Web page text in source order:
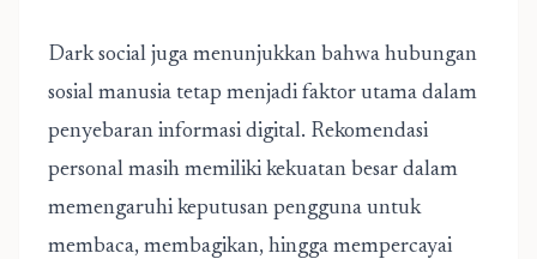
Dark social juga menunjukkan bahwa hubungan
sosial manusia tetap menjadi faktor utama dalam
penyebaran informasi digital. Rekomendasi
personal masih memiliki kekuatan besar dalam
memengaruhi keputusan pengguna untuk
membaca, membagikan, hingga mempercayai